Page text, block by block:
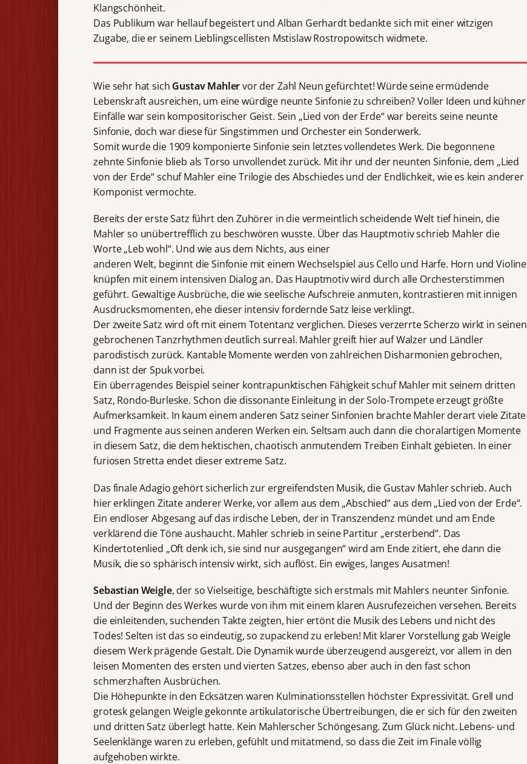
Klangschönheit.
Das Publikum war hellauf begeistert und Alban Gerhardt bedankte sich mit einer witzigen
Zugabe, die er seinem Lieblingscellisten Mstislaw Rostropowitsch widmete.
Wie sehr hat sich Gustav Mahlervor der Zahl Neun gefürchtet! Würde seine ermüdende
Lebenskraft ausreichen, um eine würdige neunte Sinfonie zu schreiben? Voller Ideen und kühner
Einfälle war sein kompositorischer Geist. Sein „Lied von der Erde“ war bereits seine neunte
Sinfonie, doch war diese für Singstimmen und Orchester ein Sonderwerk.
Somit wurde die 1909 komponierte Sinfonie sein letztes vollendetes Werk. Die begonnene
zehnte Sinfonie blieb als Torso unvollendet zurück. Mit ihr und der neunten Sinfonie, dem „Lied
von der Erde“ schuf Mahler eine Trilogie des Abschiedes und der Endlichkeit, wie es kein anderer
Komponist vermochte.
Bereits der erste Satz führt den Zuhörer in die vermeintlich scheidende Welt tief hinein, die
Mahler so unübertrefflich zu beschwören wusste. Über das Hauptmotiv schrieb Mahler die
Worte „Leb wohl“. Und wie aus dem Nichts, aus einer
anderen Welt, beginnt die Sinfonie mit einem Wechselspiel aus Cello und Harfe. Horn und Violine
knüpfen mit einem intensiven Dialog an. Das Hauptmotiv wird durch alle Orchesterstimmen
geführt. Gewaltige Ausbrüche, die wie seelische Aufschreie anmuten, kontrastieren mit innigen
Ausdrucksmomenten, ehe dieser intensiv fordernde Satz leise verklingt.
Der zweite Satz wird oft mit einem Totentanz verglichen. Dieses verzerrte Scherzo wirkt in seinen
gebrochenen Tanzrhythmen deutlich surreal. Mahler greift hier auf Walzer und Ländler
parodistisch zurück. Kantable Momente werden von zahlreichen Disharmonien gebrochen,
dann ist der Spuk vorbei.
Ein überragendes Beispiel seiner kontrapunktischen Fähigkeit schuf Mahler mit seinem dritten
Satz, Rondo-Burleske. Schon die dissonante Einleitung in der Solo-Trompete erzeugt größte
Aufmerksamkeit. In kaum einem anderen Satz seiner Sinfonien brachte Mahler derart viele Zitate
und Fragmente aus seinen anderen Werken ein. Seltsam auch dann die choralartigen Momente
in diesem Satz, die dem hektischen, chaotisch anmutendem Treiben Einhalt gebieten. In einer
furiosen Stretta endet dieser extreme Satz.
Das finale Adagio gehört sicherlich zur ergreifendsten Musik, die Gustav Mahler schrieb. Auch
hier erklingen Zitate anderer Werke, vor allem aus dem „Abschied“ aus dem „Lied von der Erde“.
Ein endloser Abgesang auf das irdische Leben, der in Transzendenz mündet und am Ende
verklärend die Töne aushaucht. Mahler schrieb in seine Partitur „ersterbend“. Das
Kindertotenlied „Oft denk ich, sie sind nur ausgegangen“ wird am Ende zitiert, ehe dann die
Musik, die so sphärisch intensiv wirkt, sich auflöst. Ein ewiges, langes Ausatmen!
Sebastian Weigle, der so Vielseitige, beschäftigte sich erstmals mit Mahlers neunter Sinfonie.
Und der Beginn des Werkes wurde von ihm mit einem klaren Ausrufezeichen versehen. Bereits
die einleitenden, suchenden Takte zeigten, hier ertönt die Musik des Lebens und nicht des
Todes! Selten ist das so eindeutig, so zupackend zu erleben! Mit klarer Vorstellung gab Weigle
diesem Werk prägende Gestalt. Die Dynamik wurde überzeugend ausgereizt, vor allem in den
leisen Momenten des ersten und vierten Satzes, ebenso aber auch in den fast schon
schmerzhaften Ausbrüchen.
Die Höhepunkte in den Ecksätzen waren Kulminationsstellen höchster Expressivität. Grell und
grotesk gelangen Weigle gekonnte artikulatorische Übertreibungen, die er sich für den zweiten
und dritten Satz überlegt hatte. Kein Mahlerscher Schöngesang. Zum Glück nicht. Lebens- und
Seelenklänge waren zu erleben, gefühlt und mitatmend, so dass die Zeit im Finale völlig
aufgehoben wirkte.